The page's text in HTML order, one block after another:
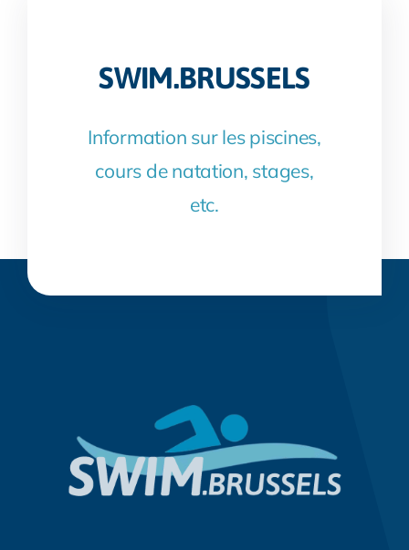
SWIM.BRUSSELS
Information sur les piscines,
cours de natation, stages,
etc.